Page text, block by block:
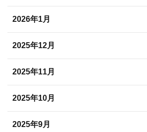
2026年1月
2025年12月
2025年11月
2025年10月
2025年9月